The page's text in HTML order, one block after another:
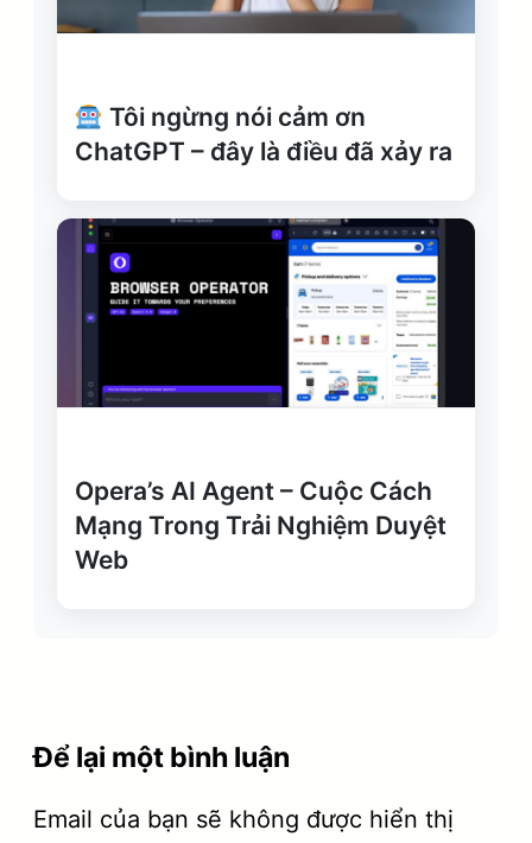
Tôi ngừng nói cảm ơn
ChatGPT – đây là điều đã xảy ra
Opera’s AI Agent – Cuộc Cách
Mạng Trong Trải Nghiệm Duyệt
Web
Để lại một bình luận
Email của bạn sẽ không được hiển thị